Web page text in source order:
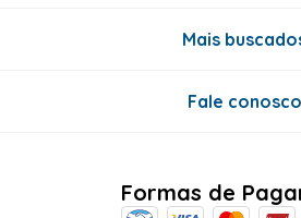
Mais
Fale conosco
Formas de